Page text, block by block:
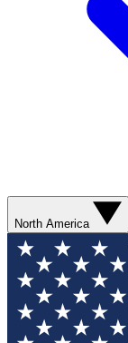
North America